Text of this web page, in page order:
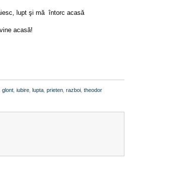
lupt şi mă întorc acasă
acasă!
glont iubire lupta prieten razboi theodor